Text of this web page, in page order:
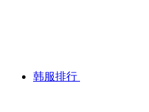
韩服排行